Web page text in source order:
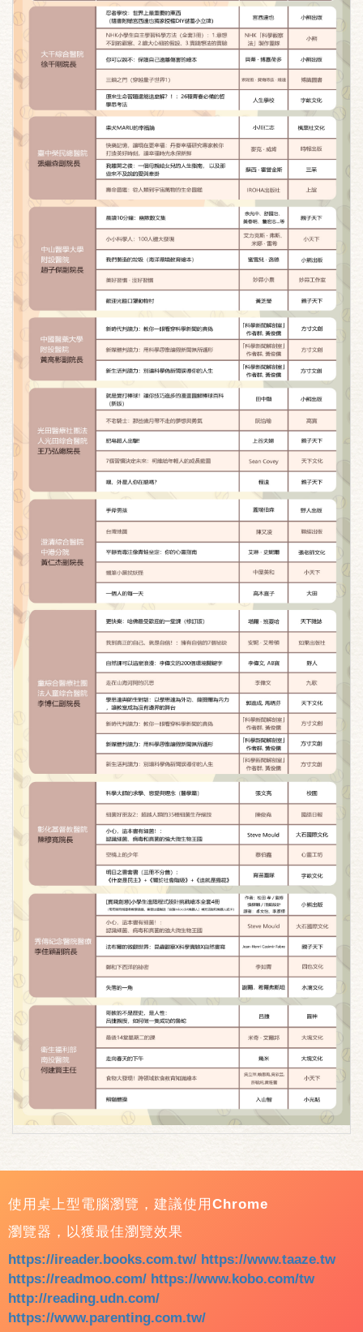
使用桌上型電腦瀏覽，建議使用Chrome
瀏覽器，以獲最佳瀏覽效果
https://ireader.books.com.tw/ https://www.taaze.tw
https://readmoo.com/ https://www.kobo.com/tw
http://reading.udn.com/
https://www.parenting.com.tw/